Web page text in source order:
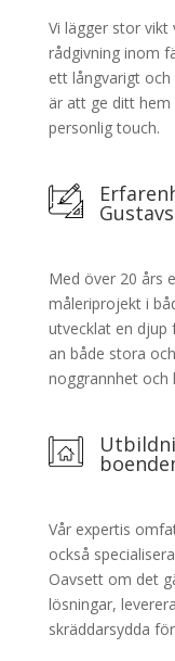
Vi lägger stor vikt
rådgivning inom
ett långvarigt
är att ge ditt
personlig touch.
Med över 20 års
måleriprojekt i
utvecklat en djup
an både stora
noggrannhet och
Vår expertis
också
Oavsett om det
lösningar,
skräddarsydda